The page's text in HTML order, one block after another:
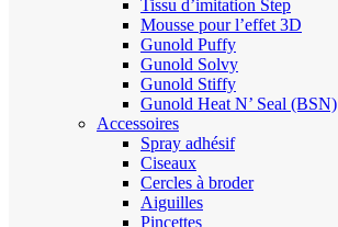
Tissu d’imitation Step
Mousse pour l’effet 3D
Gunold Puffy
Gunold Solvy
Gunold Stiffy
Gunold Heat N’ Seal (BSN)
Accessoires
Spray adhésif
Ciseaux
Cercles à broder
Aiguilles
Pincettes